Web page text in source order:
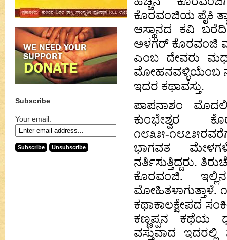
Subscribe
Your email:
ಕೊರವಂಜಿಯ ಪೈಕಿ
ಆಸ್ಥಾನದ ಕವಿ
ಅಳಗರ್ ಕೊರವಂಜಿ
ಎಂಬ ದೇವರು
ಮೋಹನವಳ್ಳಿಯೆಂಬ
ಇದರ ಕಥಾವಸ್ತು.
ಪಾಪನಾಶಂ
ಕುಂಭೇಶ್ವರ
೧೮೩೫-
ಭಾಗವತ
ನರ್ತಿಸುತ್ತಿದ್ದರು.
ಕೊರವಂಜಿ.
ಮೋಹಿತಳಾಗುತ್ತಾಳೆ.
ಕಥಾಕಾಲಕ್ಷೇಪದ
ಕಣ್ಣಪ್ಪನ ಕಥೆಯ
ವಸ್ತುವಾದ